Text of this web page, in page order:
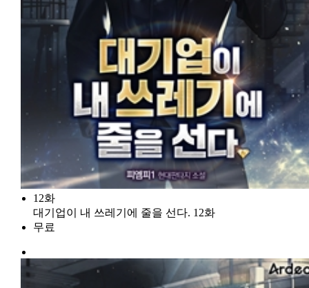
12화
대기업이 내 쓰레기에 줄을 선다. 12화
무료